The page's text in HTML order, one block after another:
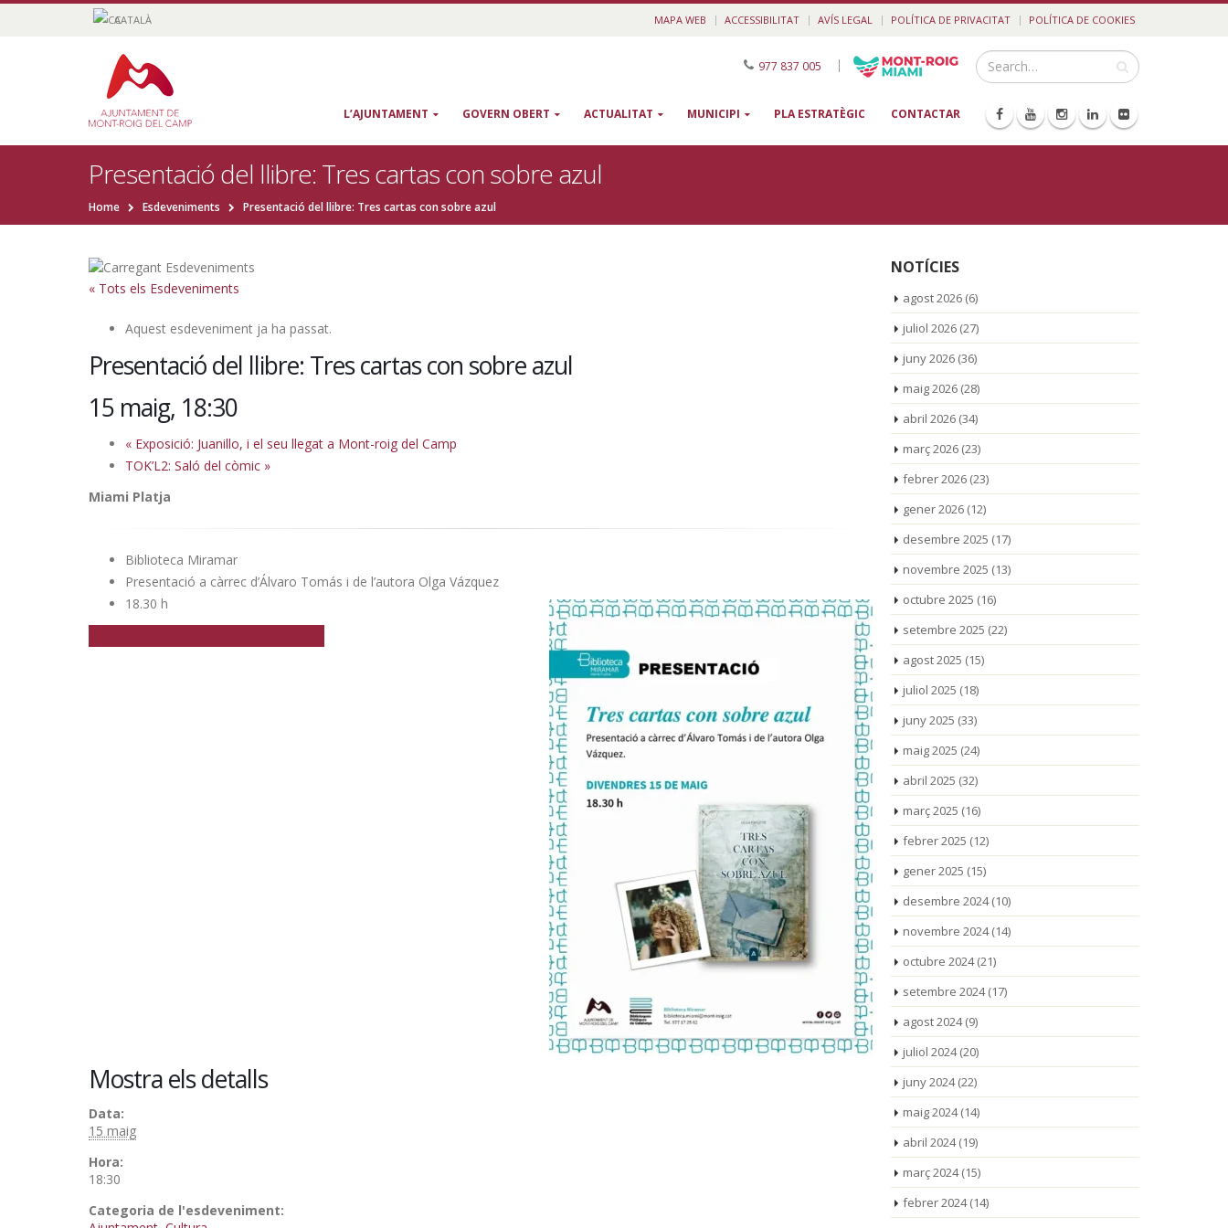
CATALÀ MAPA WEB ACCESSIBILITAT AVÍS LEGAL POLÍTICA DE PRIVACITAT POLÍTICA DE COOKIES
977 837 005 |
L’AJUNTAMENT GOVERN OBERT ACTUALITAT MUNICIPI PLA ESTRATÈGIC CONTACTAR
Presentació del llibre: Tres cartas con sobre azul
Home Esdeveniments Presentació del llibre: Tres cartas con sobre azul
« Tots els Esdeveniments
Aquest esdeveniment ja ha passat.
Presentació del llibre: Tres cartas con sobre azul
15 maig, 18:30
« Exposició: Juanillo, i el seu llegat a Mont-roig del Camp
TOK’L2: Saló del còmic »
Miami Platja
Biblioteca Miramar
Presentació a càrrec d’Álvaro Tomás i de l’autora Olga Vázquez
18.30 h
Mostra els detalls
Data:
15 maig
Hora:
18:30
Categoria de l'esdeveniment:
NOTÍCIES
agost 2026(6)
juliol 2026(27)
juny 2026(36)
maig 2026(28)
abril 2026(34)
març 2026(23)
febrer 2026(23)
gener 2026(12)
desembre 2025 (17)
novembre 2025 (13)
octubre 2025 (16)
setembre 2025 (22)
agost 2025 (15)
juliol 2025 (18)
juny 2025 (33)
maig 2025 (24)
abril 2025 (32)
març 2025 (16)
febrer 2025 (12)
gener 2025 (15)
desembre 2024(10)
novembre 2024(14)
octubre 2024(21)
setembre 2024(17)
agost 2024(9)
juliol 2024(20)
juny 2024(22)
maig 2024(14)
abril 2024(19)
març 2024(15)
febrer 2024(14)